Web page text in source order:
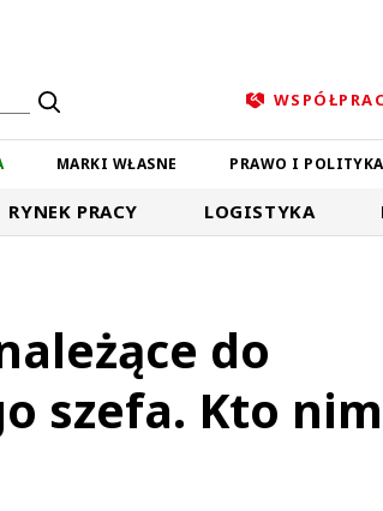
MARKI WŁASNE PRAWO I POLITYKA
RYNEK PRACY LOGISTYKA
do
szefa. Kto nim